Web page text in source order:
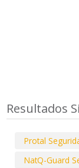
Resultados
Protal
NatQ-Guard